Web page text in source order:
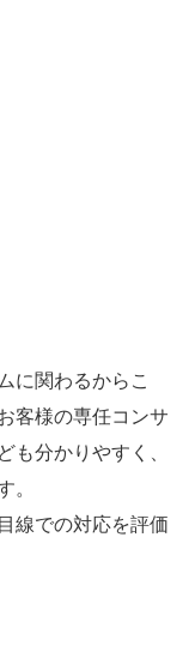
に関わるからこ
客様の専任コンサ
分かりやすく、
線での対応を評価